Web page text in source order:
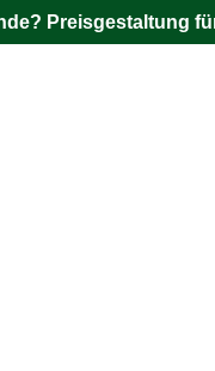
Preisgestaltung